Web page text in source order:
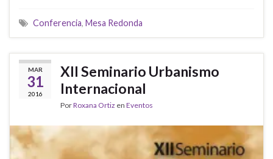
Conferencia, Mesa Redonda
MAR
31
2016
XII Seminario Urbanismo
Internacional
PorRoxana Ortiz en Eventos